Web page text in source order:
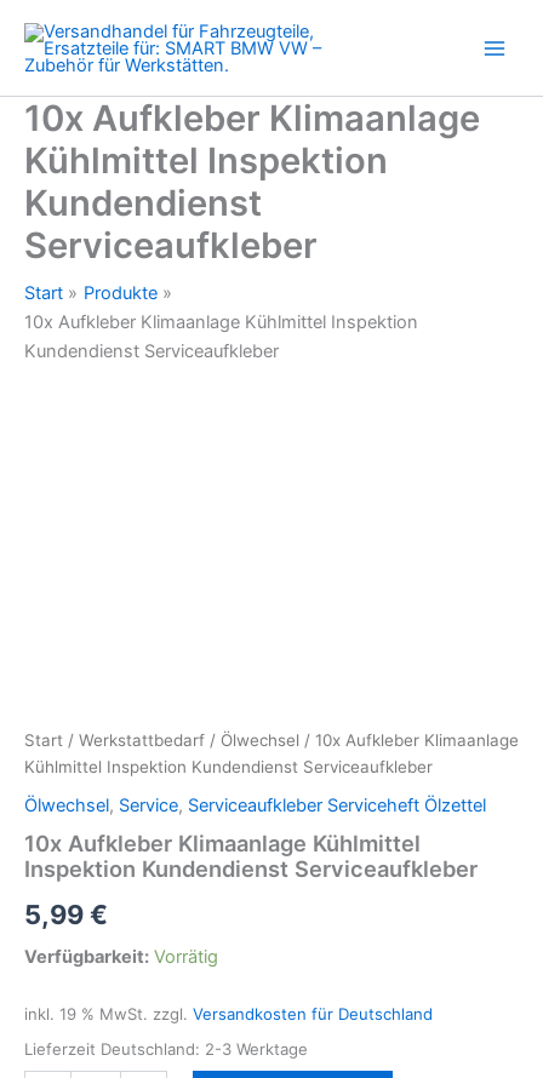
Inhalt
springen
10x Aufkleber Klimaanlage
Kühlmittel Inspektion
Kundendienst
Serviceaufkleber
Start
Produkte
10x Aufkleber Klimaanlage Kühlmittel Inspektion
Kundendienst Serviceaufkleber
Start / Werkstattbedarf / Ölwechsel / 10x Aufkleber Klimaanlage
Kühlmittel Inspektion Kundendienst Serviceaufkleber
Ölwechsel, Service, Serviceaufkleber Serviceheft Ölzettel
10x Aufkleber Klimaanlage Kühlmittel
Inspektion Kundendienst Serviceaufkleber
5,99€
Verfügbarkeit: Vorrätig
inkl. 19 % MwSt. zzgl. Versandkosten für Deutschland
Lieferzeit Deutschland: 2-3 Werktage
Serviceaufkleber
Menge